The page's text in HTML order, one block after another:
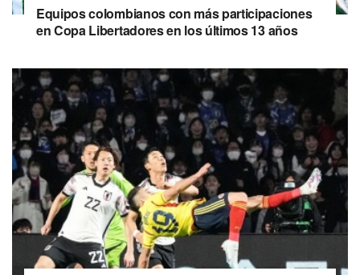
Equipos colombianos con más participaciones
en Copa Libertadores en los últimos 13 años